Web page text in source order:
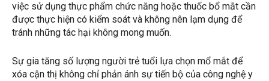
việc sử dụng thực phẩm chức năng hoặc thuốc bổ mắt cần
được thực hiện có kiểm soát và không nên lạm dụng để
tránh những tác hại không mong muốn.
Sự gia tăng số lượng người trẻ tuổi lựa chọn mổ mắt để
xóa cận thị không chỉ phản ánh sự tiến bộ của công nghệ y